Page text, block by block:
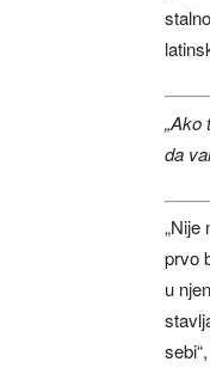
„Ako
da
„Nije
prvo
u